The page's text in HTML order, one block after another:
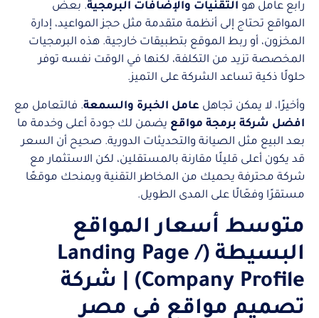
رابع عامل هو التقنيات والإضافات البرمجية. بعض
المواقع تحتاج إلى أنظمة متقدمة مثل حجز المواعيد، إدارة
المخزون، أو ربط الموقع بتطبيقات خارجية. هذه البرمجيات
المخصصة تزيد من التكلفة، لكنها في الوقت نفسه توفر
حلولًا ذكية تساعد الشركة على التميز.
وأخيرًا، لا يمكن تجاهل عامل الخبرة والسمعة. فالتعامل مع
افضل شركة برمجة مواقع يضمن لك جودة أعلى وخدمة ما
بعد البيع مثل الصيانة والتحديثات الدورية. صحيح أن السعر
قد يكون أعلى قليلًا مقارنة بالمستقلين، لكن الاستثمار مع
شركة محترفة يحميك من المخاطر التقنية ويمنحك موقعًا
مستقرًا وفعّالًا على المدى الطويل.
متوسط أسعار المواقع
البسيطة (Landing Page /
Company Profile) | شركة
تصميم مواقع في مصر